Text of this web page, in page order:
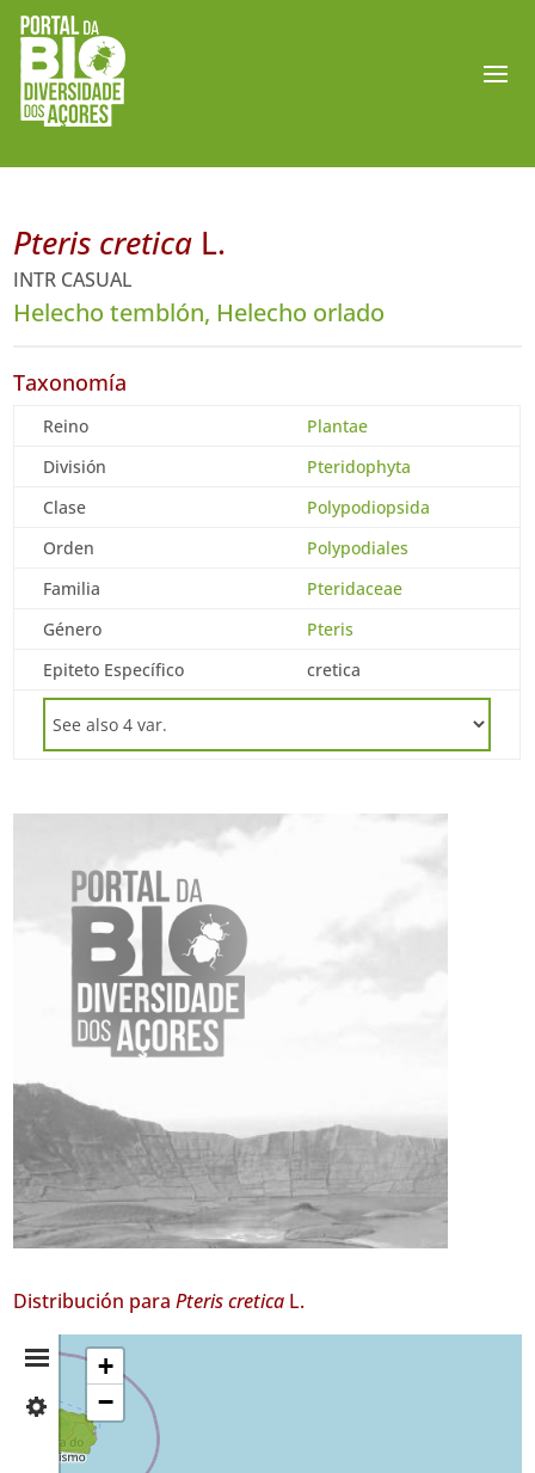
Pteris cretica L.
INTR CASUAL
Helecho temblón, Helecho orlado
Taxonomía
Reino
Plantae
División
Pteridophyta
Clase
Polypodiopsida
Orden
Polypodiales
Familia
Pteridaceae
Género
Pteris
Epiteto Específico
cretica
Distribución paraPteris cretica L.
Resumen
de
Distribución
Terceira
✓
+
−